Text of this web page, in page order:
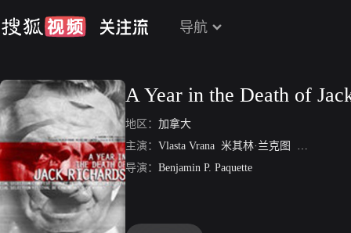
导航
A Year in the Death of
地区： 加拿大
主演： Vlasta Vrana 米其林·兰克图
Kliment
导演： Benjamin P. Paquette